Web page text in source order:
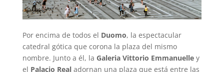
Por encima de todos el Duomo, la espectacular
catedral gótica que corona la plaza del mismo
nombre. Junto a él, la Galeria Vittorio Emmanuelley
el Palacio Realadornan una plaza que está entre las